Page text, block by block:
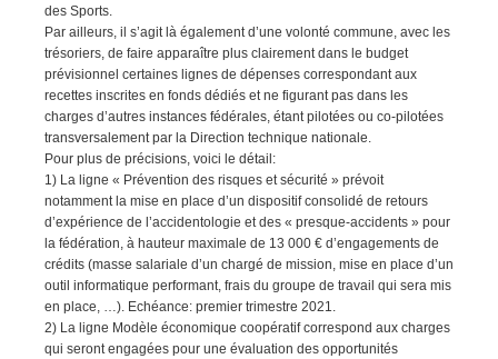
des Sports.
Par ailleurs, il s’agit là également d’une volonté commune, avec les
trésoriers, de faire apparaître plus clairement dans le budget
prévisionnel certaines lignes de dépenses correspondant aux
recettes inscrites en fonds dédiés et ne figurant pas dans les
charges d’autres instances fédérales, étant pilotées ou co-pilotées
transversalement par la Direction technique nationale.
Pour plus de précisions, voici le détail:
1) La ligne « Prévention des risques et sécurité » prévoit
notamment la mise en place d’un dispositif consolidé de retours
d’expérience de l’accidentologie et des « presque-accidents » pour
la fédération, à hauteur maximale de 13 000 € d’engagements de
crédits (masse salariale d’un chargé de mission, mise en place d’un
outil informatique performant, frais du groupe de travail qui sera mis
en place, …). Echéance: premier trimestre 2021.
2) La ligne Modèle économique coopératif correspond aux charges
qui seront engagées pour une évaluation des opportunités